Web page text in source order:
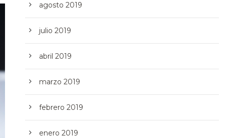
agosto 2019
julio 2019
abril 2019
marzo 2019
febrero 2019
enero 2019